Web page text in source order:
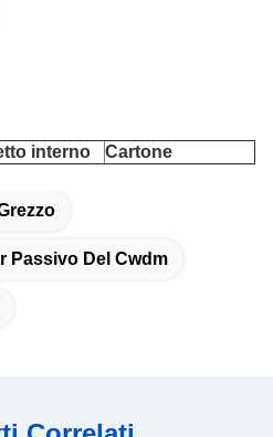
interno Cartone
Passivo Del Cwdm